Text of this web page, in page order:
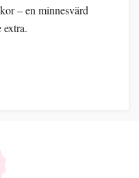
– en minnesvärd